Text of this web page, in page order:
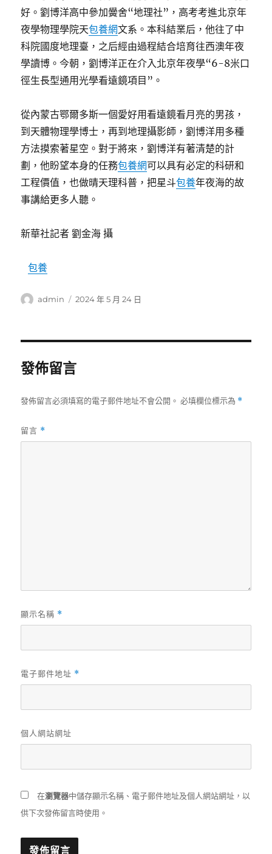
好。劉博洋高中參加黌舍“地理社”，高考考進北京年
夜學物理學院天包養網文系。本科結業后，他往了中
科院國度地理臺，之后經由過程結合培育往西澳年夜
學讀博。今朝，劉博洋正在介入北京年夜學“6-8米口
徑生長型通用光學看遠鏡項目”。
從內蒙古鄂爾多斯一個愛好用看遠鏡看月亮的男孩，
到天體物理學博士，再到地理攝影師，劉博洋用多種
方法摸索著星空。對于將來，劉博洋有著清楚的計
劃，他盼望本身的任務包養網可以具有必定的科研和
工程價值，也做晴天理科普，把星斗包養年夜海的故
事講給更多人聽。
新華社記者 劉金海 攝
包養
作
admin
發
2024 年 5 月 24 日
發佈留言
發佈留言必須填寫的電子郵件地址不會公開。 必填欄位標示為 *
留言 *
顯示名稱 *
電子郵件地址 *
個人網站網址
在瀏覽器中儲存顯示名稱、電子郵件地址及個人網站網址，以
供下次發佈留言時使用。